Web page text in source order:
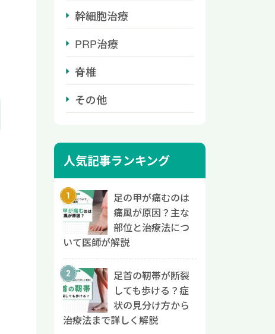
幹細胞治療
PRP治療
脊椎
その他
人気記事ランキング
足の甲が痛むのは
痛風が原因？主な
部位と治療法につ
いて医師が解説
足首の靭帯が断裂
しても歩ける？症
状の見分け方から
治療法まで詳しく解説